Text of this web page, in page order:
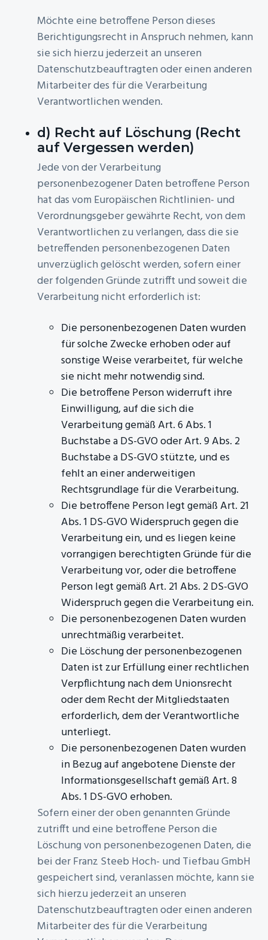
Möchte eine betroffene Person dieses
Berichtigungsrecht in Anspruch nehmen, kann
sie sich hierzu jederzeit an unseren
Datenschutzbeauftragten oder einen anderen
Mitarbeiter des für die Verarbeitung
Verantwortlichen wenden.
d) Recht auf Löschung (Recht
auf Vergessen werden)
Jede von der Verarbeitung
personenbezogener Daten betroffene Person
hat das vom Europäischen Richtlinien- und
Verordnungsgeber gewährte Recht, von dem
Verantwortlichen zu verlangen, dass die sie
betreffenden personenbezogenen Daten
unverzüglich gelöscht werden, sofern einer
der folgenden Gründe zutrifft und soweit die
Verarbeitung nicht erforderlich ist:
Die personenbezogenen Daten wurden
für solche Zwecke erhoben oder auf
sonstige Weise verarbeitet, für welche
sie nicht mehr notwendig sind.
Die betroffene Person widerruft ihre
Einwilligung, auf die sich die
Verarbeitung gemäß Art. 6 Abs. 1
Buchstabe a DS-GVO oder Art. 9 Abs. 2
Buchstabe a DS-GVO stützte, und es
fehlt an einer anderweitigen
Rechtsgrundlage für die Verarbeitung.
Die betroffene Person legt gemäß Art. 21
Abs. 1 DS-GVO Widerspruch gegen die
Verarbeitung ein, und es liegen keine
vorrangigen berechtigten Gründe für die
Verarbeitung vor, oder die betroffene
Person legt gemäß Art. 21 Abs. 2 DS-GVO
Widerspruch gegen die Verarbeitung ein.
Die personenbezogenen Daten wurden
unrechtmäßig verarbeitet.
Die Löschung der personenbezogenen
Daten ist zur Erfüllung einer rechtlichen
Verpflichtung nach dem Unionsrecht
oder dem Recht der Mitgliedstaaten
erforderlich, dem der Verantwortliche
unterliegt.
Die personenbezogenen Daten wurden
in Bezug auf angebotene Dienste der
Informationsgesellschaft gemäß Art. 8
Abs. 1 DS-GVO erhoben.
Sofern einer der oben genannten Gründe
zutrifft und eine betroffene Person die
Löschung von personenbezogenen Daten, die
bei der Franz Steeb Hoch- und Tiefbau GmbH
gespeichert sind, veranlassen möchte, kann sie
sich hierzu jederzeit an unseren
Datenschutzbeauftragten oder einen anderen
Mitarbeiter des für die Verarbeitung